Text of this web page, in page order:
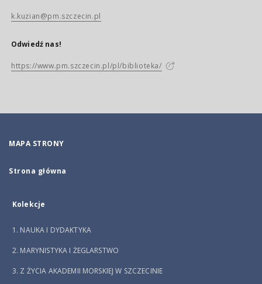
k.kuzian@pm.szczecin.pl
Odwiedź nas!
https://www.pm.szczecin.pl/pl/biblioteka/
MAPA STRONY
Strona główna
Kolekcje
1. NAUKA I DYDAKTYKA
2. MARYNISTYKA I ŻEGLARSTWO
3. Z ŻYCIA AKADEMII MORSKIEJ W SZCZECINIE